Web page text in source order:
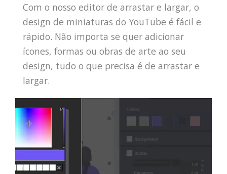
Com o nosso editor de arrastar e largar, o
design de miniaturas do YouTube é fácil e
rápido. Não importa se quer adicionar
ícones, formas ou obras de arte ao seu
design, tudo o que precisa é de arrastar e
largar.